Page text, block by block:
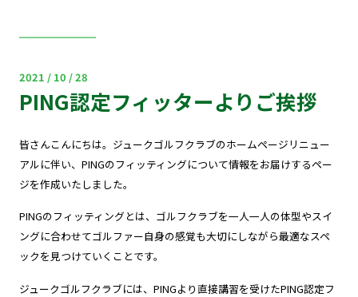
2021 / 10 / 28
PING認定フィッターよりご挨拶
皆さんこんにちは。ジュークゴルフクラブのホームページリニュー
アルに伴い、PINGのフィッティングについて情報をお届けするペー
ジを作成いたしました。
PINGのフィッティングとは、ゴルフクラブを一人一人の体型やスイ
ングに合わせてゴルファー自身の感覚も大切にしながら最適なスペ
ックを見つけていくことです。
ジュークゴルフクラブには、PINGより直接講習を受けたPING認定フ